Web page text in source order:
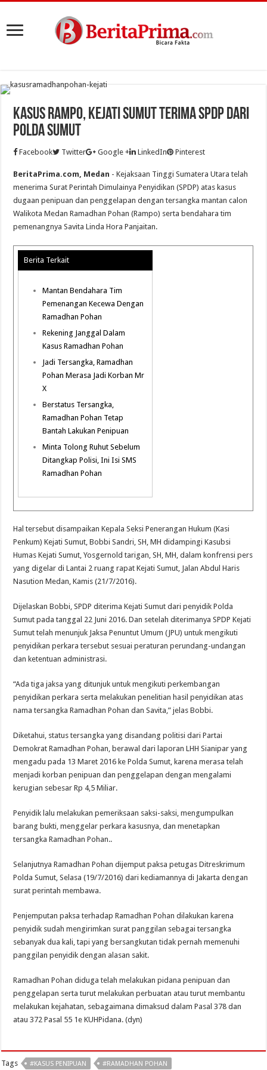
Kasus Rampo, Kejati Sumut Terima SPDP Dari
Polda Sumut
Facebook Twitter Google + LinkedIn Pinterest
BeritaPrima.com, Medan - Kejaksaan Tinggi Sumatera Utara telah
menerima Surat Perintah Dimulainya Penyidikan (SPDP) atas kasus
dugaan penipuan dan penggelapan dengan tersangka mantan calon
Walikota Medan Ramadhan Pohan (Rampo) serta bendahara tim
pemenangnya Savita Linda Hora Panjaitan.
Berita Terkait
Mantan Bendahara Tim
Pemenangan Kecewa Dengan
Ramadhan Pohan
Rekening Janggal Dalam
Kasus Ramadhan Pohan
Jadi Tersangka, Ramadhan
Pohan Merasa Jadi Korban Mr
X
Berstatus Tersangka,
Ramadhan Pohan Tetap
Bantah Lakukan Penipuan
Minta Tolong Ruhut Sebelum
Ditangkap Polisi, Ini Isi SMS
Ramadhan Pohan
Hal tersebut disampaikan Kepala Seksi Penerangan Hukum (Kasi
Penkum) Kejati Sumut, Bobbi Sandri, SH, MH didampingi Kasubsi
Humas Kejati Sumut, Yosgernold tarigan, SH, MH, dalam konfrensi pers
yang digelar di Lantai 2 ruang rapat Kejati Sumut, Jalan Abdul Haris
Nasution Medan, Kamis (21/7/2016).
Dijelaskan Bobbi, SPDP diterima Kejati Sumut dari penyidik Polda
Sumut pada tanggal 22 Juni 2016. Dan setelah diterimanya SPDP Kejati
Sumut telah menunjuk Jaksa Penuntut Umum (JPU) untuk mengikuti
penyidikan perkara tersebut sesuai peraturan perundang-undangan
dan ketentuan administrasi.
“Ada tiga jaksa yang ditunjuk untuk mengikuti perkembangan
penyidikan perkara serta melakukan penelitian hasil penyidikan atas
nama tersangka Ramadhan Pohan dan Savita,” jelas Bobbi.
Diketahui, status tersangka yang disandang politisi dari Partai
Demokrat Ramadhan Pohan, berawal dari laporan LHH Sianipar yang
mengadu pada 13 Maret 2016 ke Polda Sumut, karena merasa telah
menjadi korban penipuan dan penggelapan dengan mengalami
kerugian sebesar Rp 4,5 Miliar.
Penyidik lalu melakukan pemeriksaan saksi-saksi, mengumpulkan
barang bukti, menggelar perkara kasusnya, dan menetapkan
tersangka Ramadhan Pohan..
Selanjutnya Ramadhan Pohan dijemput paksa petugas Ditreskrimum
Polda Sumut, Selasa (19/7/2016) dari kediamannya di Jakarta dengan
surat perintah membawa.
Penjemputan paksa terhadap Ramadhan Pohan dilakukan karena
penyidik sudah mengirimkan surat panggilan sebagai tersangka
sebanyak dua kali, tapi yang bersangkutan tidak pernah memenuhi
panggilan penyidik dengan alasan sakit.
Ramadhan Pohan diduga telah melakukan pidana penipuan dan
penggelapan serta turut melakukan perbuatan atau turut membantu
melakukan kejahatan, sebagaimana dimaksud dalam Pasal 378 dan
atau 372 Pasal 55 1e KUHPidana. (dyn)
Tags #KASUS PENIPUAN #RAMADHAN POHAN